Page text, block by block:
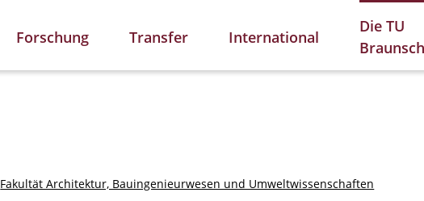
Forschung Transfer International
Die TU
Fakultät Architektur, Bauingenieurwesen und Umweltwissenschaften